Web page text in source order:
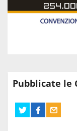
Pubblicate le